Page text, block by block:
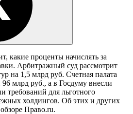
какие проценты начислять за
Арбитражный суд рассмотрит
на 1,5 млрд руб. Счетная палата
млрд руб., а в Госдуму внесли
требований для льготного
холдингов. Об этих и других
Право.ru.